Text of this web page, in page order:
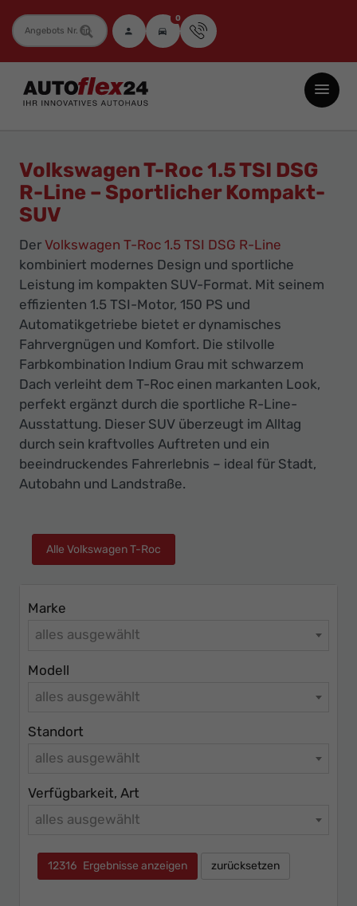
Fahrzeugnummer 0
Autoflex24
GmbH
Neuwagen
Jahreswagen
und
Gebrauchtwagen
zu
Top-
-
Ihr
Innovatives
Autohaus
Volkswagen T-Roc 1.5 TSI DSG
R-Line – Sportlicher Kompakt-
SUV
Der Volkswagen T-Roc 1.5 TSI DSG R-Line
kombiniert modernes Design und sportliche
Leistung im kompakten SUV-Format. Mit seinem
effizienten 1.5 TSI-Motor, 150 PS und
Automatikgetriebe bietet er dynamisches
Fahrvergnügen und Komfort. Die stilvolle
Farbkombination Indium Grau mit schwarzem
Dach verleiht dem T-Roc einen markanten Look,
perfekt ergänzt durch die sportliche R-Line-
Ausstattung. Dieser SUV überzeugt im Alltag
durch sein kraftvolles Auftreten und ein
beeindruckendes Fahrerlebnis – ideal für Stadt,
Autobahn und Landstraße.
Alle Volkswagen T-Roc
Marke
alles ausgewählt
Modell
alles ausgewählt
Standort
alles ausgewählt
Verfügbarkeit, Art
alles ausgewählt
12316 Ergebnisse anzeigen zurücksetzen